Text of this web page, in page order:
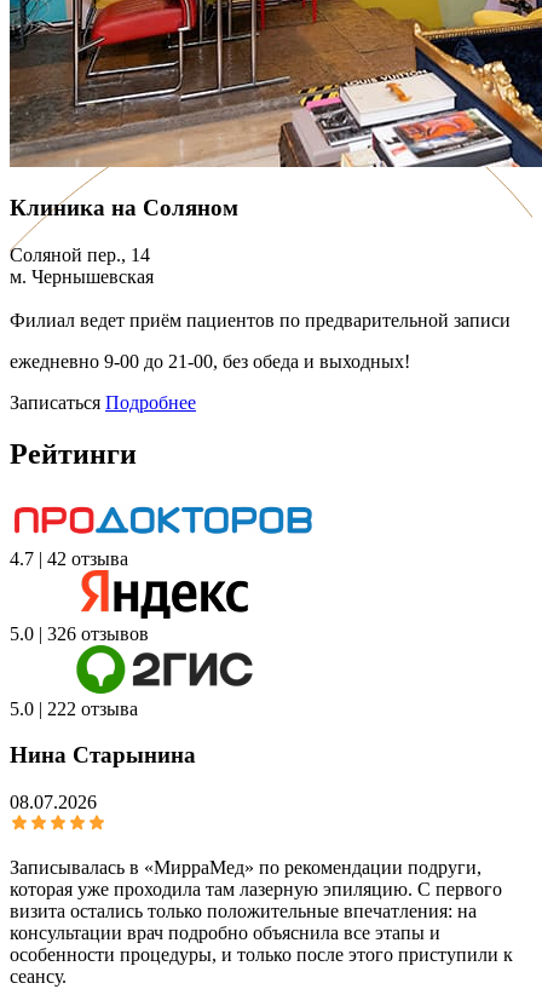
Клиника на Соляном
Соляной пер., 14
м. Чернышевская
Филиал ведет приём пациентов по предварительной записи
ежедневно 9-00 до 21-00, без обеда и выходных!
Записаться Подробнее
Рейтинги
4.7 | 42 отзыва
5.0 | 326 отзывов
5.0 | 222 отзыва
Нина Старынина
08.07.2026
Записывалась в «МирраМед» по рекомендации подруги,
которая уже проходила там лазерную эпиляцию. С первого
визита остались только положительные впечатления: на
консультации врач подробно объяснила все этапы и
особенности процедуры, и только после этого приступили к
сеансу.